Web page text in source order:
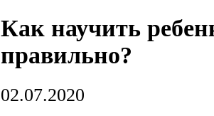
Как научить
правильно?
02.07.2020